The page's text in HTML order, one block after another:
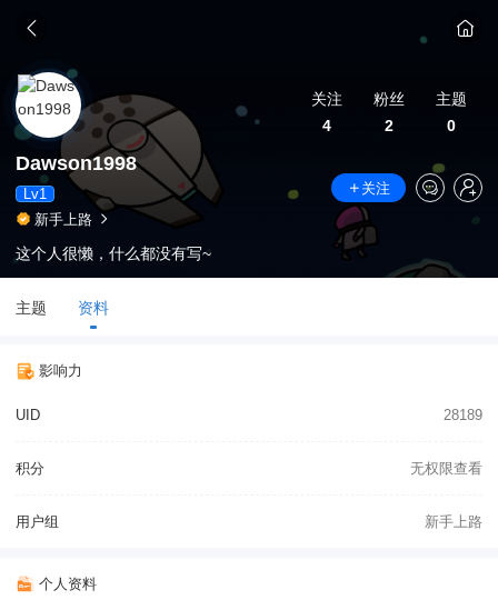
关注
4
粉丝
2
主题
0
Dawson1998
Lv1
关注
新手上路
这个人很懒，什么都没有写~
主题 资料
影响力
UID 28189
积分 无权限查看
用户组 新手上路
个人资料